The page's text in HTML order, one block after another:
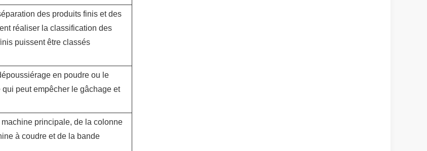
des produits finis et des
réaliser la classification des
puissent être classés
en poudre ou le
peut empêcher le gâchage et
machine principale, de la colonne
à coudre et de la bande